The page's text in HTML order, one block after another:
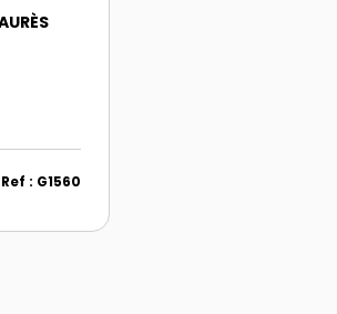
Ref : G1560